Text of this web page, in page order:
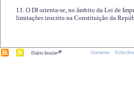
11. O DI orienta-se, no âmbito da Lei de
limitações inscrito na Constituição da
Diário Insular.pt Contactos Ficha